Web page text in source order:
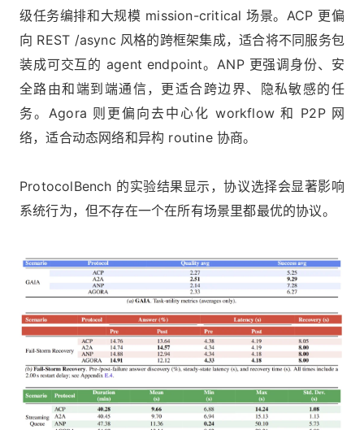
级任务编排和大规模 mission-critical 场景。ACP 更偏
向 REST /async 风格的跨框架集成，适合将不同服务包
装成可交互的 agent endpoint。ANP 更强调身份、安
全路由和端到端通信，更适合跨边界、隐私敏感的任
务。Agora 则更偏向去中心化 workflow 和 P2P 网
络，适合动态网络和异构 routine 协商。
ProtocolBench 的实验结果显示，协议选择会显著影响
系统行为，但不存在一个在所有场景里都最优的协议。